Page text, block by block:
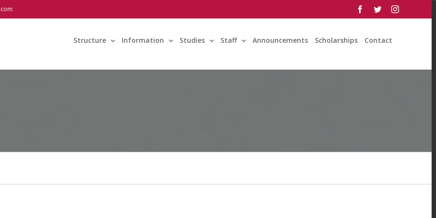
facebook
twitterinstagram
Structure Information Studies Staff Announcements Scholarships Contact